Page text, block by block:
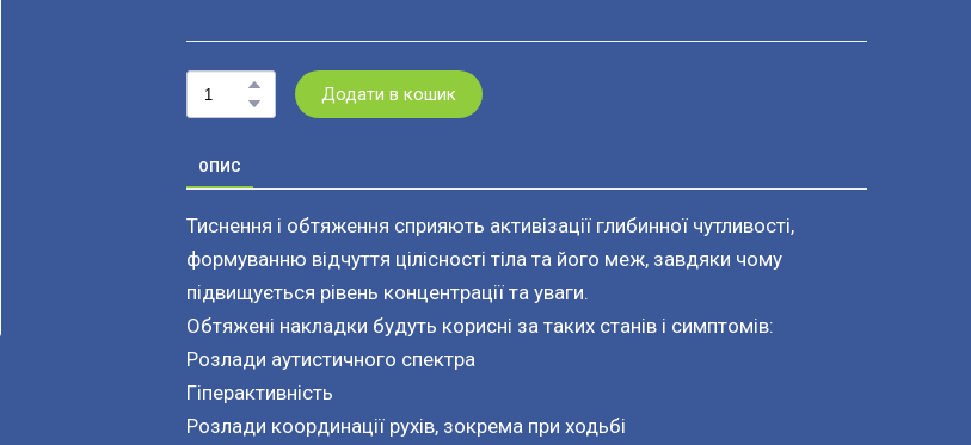
Додати в кошик
ОПИС
Тиснення і обтяження сприяють активізації глибинної чутливості,
формуванню відчуття цілісності тіла та його меж, завдяки чому
підвищується рівень концентрації та уваги.
Обтяжені накладки будуть корисні за таких станів і симптомів:
Розлади аутистичного спектра
Гіперактивність
Розлади координації рухів, зокрема при ходьбі